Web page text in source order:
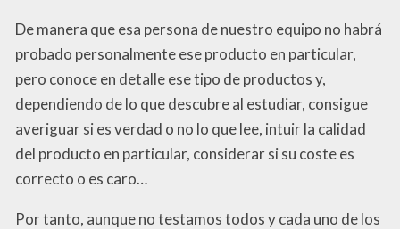
De manera que esa persona de nuestro equipo no habrá
probado personalmente ese producto en particular,
pero conoce en detalle ese tipo de productos y,
dependiendo de lo que descubre al estudiar, consigue
averiguar si es verdad o no lo que lee, intuir la calidad
del producto en particular, considerar si su coste es
correcto o es caro…
Por tanto, aunque no testamos todos y cada uno de los